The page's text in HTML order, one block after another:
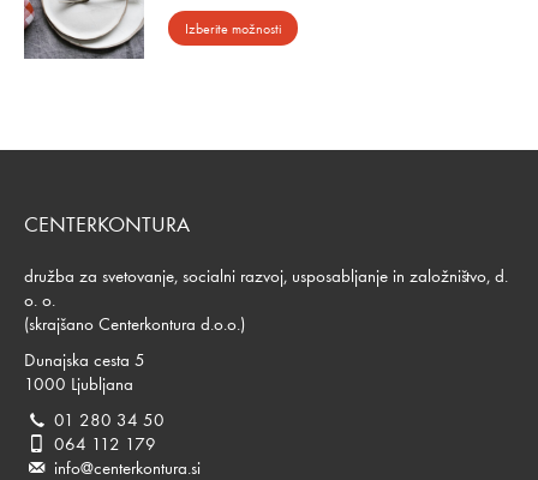
Izberite možnosti
Ta
strani
CENTERKONTURA
družba za svetovanje, socialni razvoj, usposabljanje in založništvo, d.
o. o.
(skrajšano Centerkontura d.o.o.)
Dunajska cesta 5
1000 Ljubljana
01 280 34 50
064 112 179
info@centerkontura.si